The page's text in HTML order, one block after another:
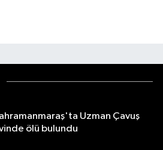
Uzman Çavuş
ölü bulundu